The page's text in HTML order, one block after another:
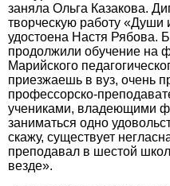
заняла Ольга Казакова.
творческую работу «Души
удостоена Настя Рябова.
продолжили обучение на
Марийского
приезжаешь в вуз, очень
профессорско-
учениками, владеющими
заниматься одно
скажу, существует
преподавал в шестой
везде».